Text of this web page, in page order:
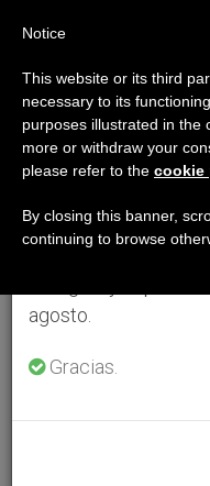
Aviso
Del 27 de julio al
anual, aprovechando
se generan menos
agosto.
Gracias.
Notice
This website or its third
necessary to its
purposes illustrated in the
more or withdraw your
please refer to the cookie
By closing this banner,
continuing to browse